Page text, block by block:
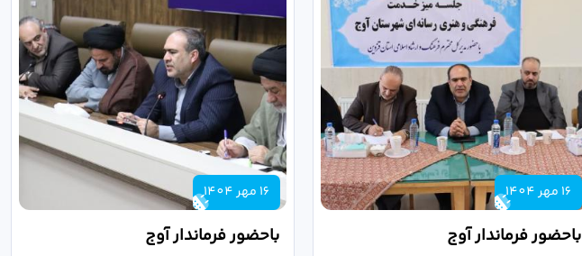
16 مهر 1404
باحضور فرماندار آوج
16 مهر 1404
باحضور فرماندار آوج